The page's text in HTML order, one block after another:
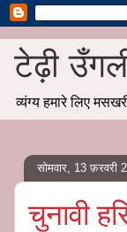
टेढ़ी
व्यंग्य हमारे लिए
सोमवार, 13 फ़रवरी
चुनावी